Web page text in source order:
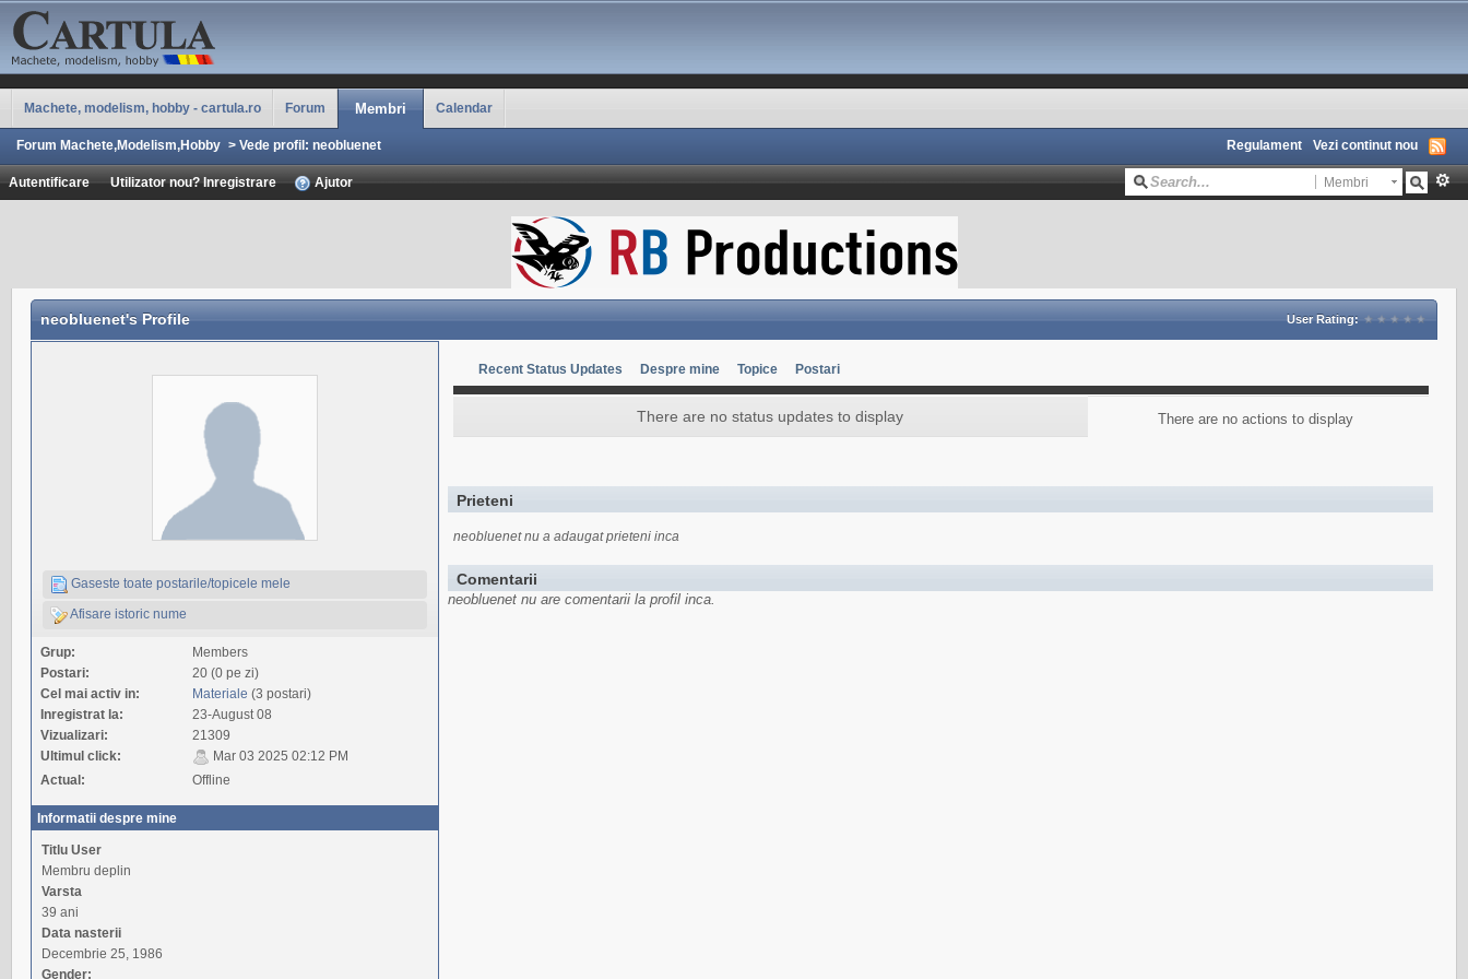
Machete, modelism, hobby - cartula.ro Forum Membri Calendar
Forum Machete,Modelism,Hobby > Vede profil: neobluenet Regulament Vezi continut nou
Autentificare Utilizator nou? Inregistrare Ajutor Membri
neobluenet's Profile User Rating:
Gaseste toate postarile/topicele mele
Afisare istoric nume
Grup:
Members
Postari:
20 (0 pe zi)
Cel mai activ in:
Materiale (3 postari)
Inregistrat la:
23-August 08
Vizualizari:
21309
Ultimul click:
Mar 03 2025 02:12 PM
Actual:
Offline
Informatii despre mine
Titlu User
Membru deplin
Varsta
39 ani
Data nasterii
Decembrie 25, 1986
Gender:
Recent Status Updates Despre mine Topice Postari
There are no status updates to display There are no actions to display
Prieteni
neobluenet nu a adaugat prieteni inca
Comentarii
neobluenet nu are comentarii la profil inca.